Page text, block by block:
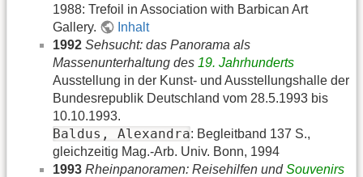
1988: Trefoil in Association with Barbican Art
Gallery.
Inhalt
1992 Sehsucht: das Panorama als
Massenunterhaltung des 19. Jahrhunderts
Ausstellung in der Kunst- und Ausstellungshalle der
Bundesrepublik Deutschland vom 28.5.1993 bis
10.10.1993.
Baldus, Alexandra: Begleitband 137 S.,
gleichzeitig Mag.-Arb. Univ. Bonn, 1994
1993 Rheinpanoramen: Reisehilfen undSouvenirs